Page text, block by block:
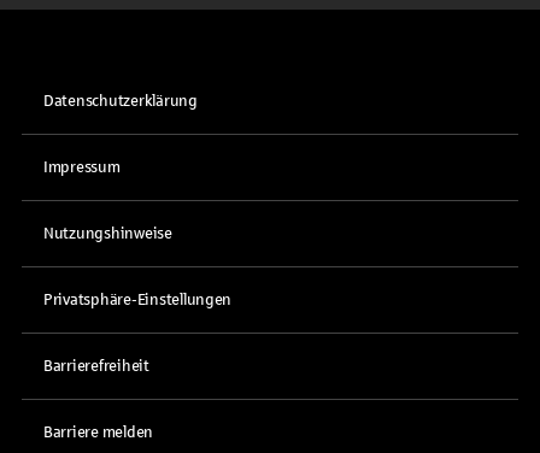
Datenschutzerklärung
Impressum
Nutzungshinweise
Privatsphäre-Einstellungen
Barrierefreiheit
Barriere melden